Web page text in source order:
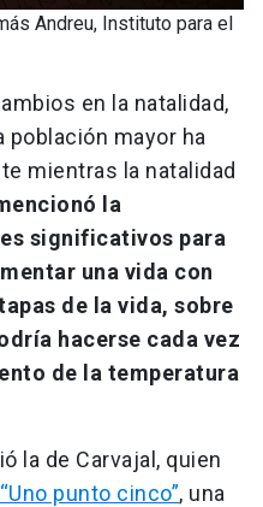
Andreu, Instituto para el
en la natalidad,
población mayor ha
mientras la natalidad
la
significativos para
una vida con
de la vida, sobre
hacerse cada vez
de la temperatura
la de Carvajal, quien
“Uno punto cinco”, una